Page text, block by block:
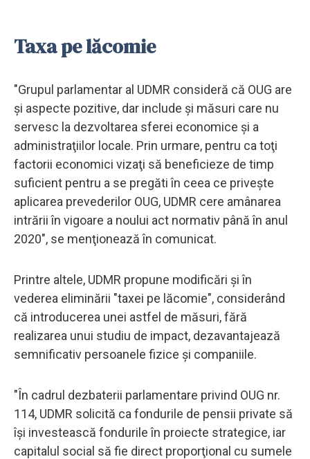
Taxa pe lăcomie
"Grupul parlamentar al UDMR consideră că OUG are
şi aspecte pozitive, dar include şi măsuri care nu
servesc la dezvoltarea sferei economice şi a
administraţiilor locale. Prin urmare, pentru ca toţi
factorii economici vizaţi să beneficieze de timp
suficient pentru a se pregăti în ceea ce priveşte
aplicarea prevederilor OUG, UDMR cere amânarea
intrării în vigoare a noului act normativ până în anul
2020", se menţionează în comunicat.
Printre altele, UDMR propune modificări şi în
vederea eliminării "taxei pe lăcomie", considerând
că introducerea unei astfel de măsuri, fără
realizarea unui studiu de impact, dezavantajează
semnificativ persoanele fizice şi companiile.
"În cadrul dezbaterii parlamentare privind OUG nr.
114, UDMR solicită ca fondurile de pensii private să
îşi investească fondurile în proiecte strategice, iar
capitalul social să fie direct proporţional cu sumele